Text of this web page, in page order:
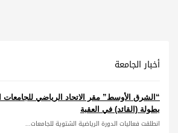
أخبار الجامعة
“الشرق الأوسط” مقر الاتحاد الرياضي للجامعات
بطولة (القائد) في العقبة
انطلقت فعاليات الدورة الرياضية الشتوية للجامعات...